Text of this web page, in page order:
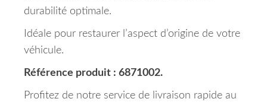
durabilité optimale.
Idéale pour restaurer l’aspect d’origine de votre
véhicule.
Référence produit : 6871002.
Profitez de notre service de livraison rapide au